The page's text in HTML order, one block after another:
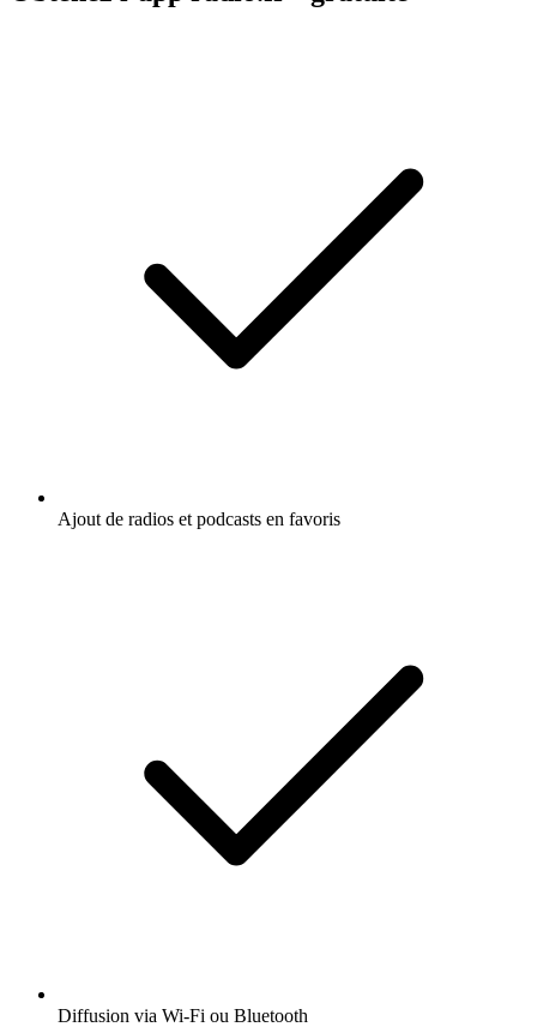
Ajout de radios et podcasts en favoris
Diffusion via Wi-Fi ou Bluetooth